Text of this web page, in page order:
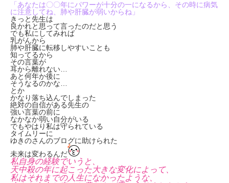
「あなたは〇〇年にパワーが十分の一になるから、その時に病気
に注意してね、肺や肝臓が弱いからね」
きっと先生は
良かれと思って言ったのだと思う
でも私にしてみれば
乳がんから
肺や肝臓に転移しやすいことも
知ってるから
その言葉が
耳から離れない…
あと何年か後に
そうなるのかな…
とか
かなり落ち込んでしまった
絶対の自信がある先生の
強い言葉の前に
なかなか弱い自分がいる
でもやはり私は守られている
タイムリーに
ゆきのさんのブログに助けられた
未来は変わるんだ
私自身の経験でいうと、
天中殺の年に起こった大きな変化によって、
私はそれまでの人生になかったような、